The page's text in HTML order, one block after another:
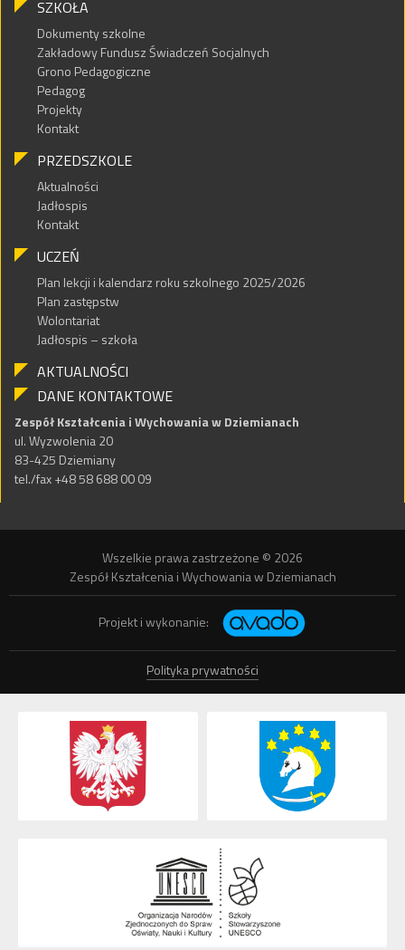
SZKOŁA
Dokumenty szkolne
Zakładowy Fundusz Świadczeń Socjalnych
Grono Pedagogiczne
Pedagog
Projekty
Kontakt
PRZEDSZKOLE
Aktualności
Jadłospis
Kontakt
UCZEŃ
Plan lekcji i kalendarz roku szkolnego 2025/2026
Plan zastępstw
Wolontariat
Jadłospis – szkoła
AKTUALNOŚCI
DANE KONTAKTOWE
Zespół Kształcenia i Wychowania w Dziemianach
ul. Wyzwolenia 20
83-425 Dziemiany
tel./fax +48 58 688 00 09
Wszelkie prawa zastrzeżone © 2026
Zespół Kształcenia i Wychowania w Dziemianach
Projekt i wykonanie:
Polityka prywatności